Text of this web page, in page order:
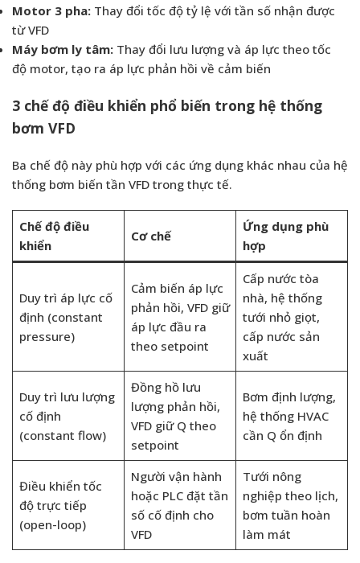
Motor 3 pha: Thay đổi tốc độ tỷ lệ với tần số nhận được
từ VFD
Máy bơm ly tâm: Thay đổi lưu lượng và áp lực theo tốc
độ motor, tạo ra áp lực phản hồi về cảm biến
3 chế độ điều khiển phổ biến trong hệ thống
bơm VFD
Ba chế độ này phù hợp với các ứng dụng khác nhau của hệ
thống bơm biến tần VFD trong thực tế.
Chế độ điều
khiển
Cơ chế
Ứng dụng phù
hợp
Duy trì áp lực cố
định (constant
pressure)
Cảm biến áp lực
phản hồi, VFD giữ
áp lực đầu ra
theo setpoint
Cấp nước tòa
nhà, hệ thống
tưới nhỏ giọt,
cấp nước sản
xuất
Duy trì lưu lượng
cố định
(constant flow)
Đồng hồ lưu
lượng phản hồi,
VFD giữ Q theo
setpoint
Bơm định lượng,
hệ thống HVAC
cần Q ổn định
Điều khiển tốc
độ trực tiếp
(open-loop)
Người vận hành
hoặc PLC đặt tần
số cố định cho
VFD
Tưới nông
nghiệp theo lịch,
bơm tuần hoàn
làm mát